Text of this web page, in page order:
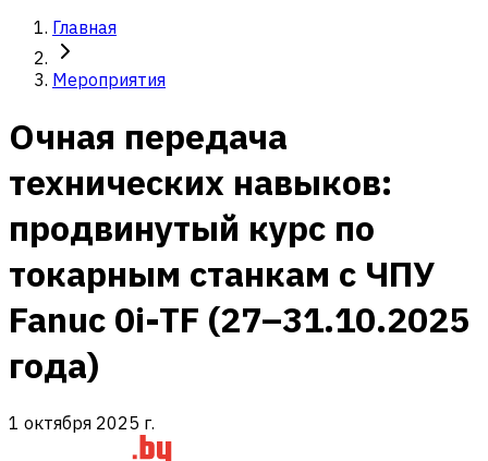
Главная
Мероприятия
Очная передача
технических навыков:
продвинутый курс по
токарным станкам с ЧПУ
Fanuc 0i-TF (27–31.10.2025
года)
1 октября 2025 г.